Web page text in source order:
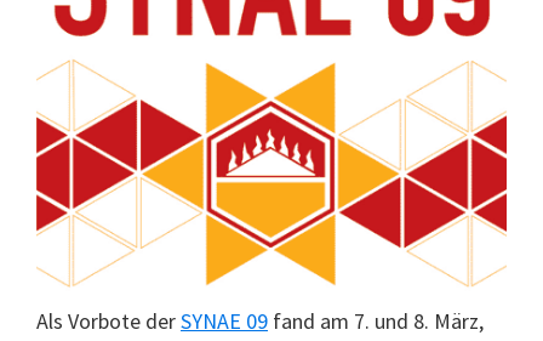
Als Vorbote derSYNAE 09 fand am 7. und 8. März,